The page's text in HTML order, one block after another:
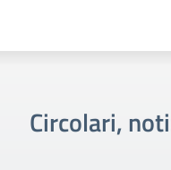
Circolari,